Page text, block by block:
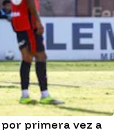
primera vez a